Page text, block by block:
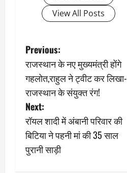
View All Posts
P
o
s
t
n
a
Previous:
राजस्थान के नए मुख्यमंत्री होंगे
गहलोत,राहुल ने ट्वीट कर लिखा-
राजस्थान के संयुक्त रंग!
Next:
रॉयल शादी में अंबानी परिवार की
बिटिया ने पहनी मां की 35 साल
पुरानी साड़ी